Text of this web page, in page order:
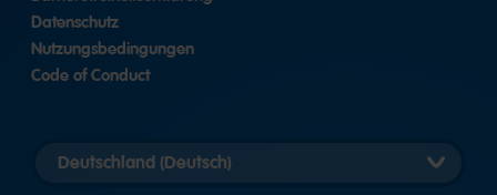
Datenschutz
Nutzungsbedingungen
Code of Conduct
Länderversion
auswählen